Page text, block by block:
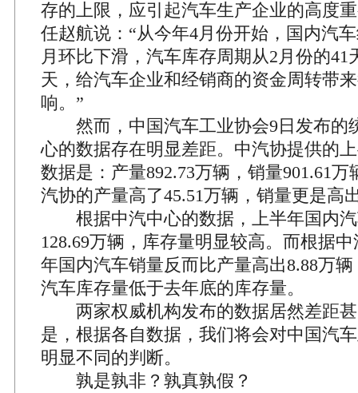
存的上限，应引起汽车生产企业的高度
任赵航说：“从今年4月份开始，国内汽
月环比下滑，汽车库存周期从2月份的41
天，给汽车企业和经销商的资金周转带
响。”
然而，中国汽车工业协会9日发布的
心的数据存在明显差距。中汽协提供的
数据是：产量892.73万辆，销量901.61
汽协的产量高了45.51万辆，销量更是高
根据中汽中心的数据，上半年国内汽
128.69万辆，库存量明显较高。而根据
年国内汽车销量反而比产量高出8.88万
汽车库存量低于去年底的库存量。
两家权威机构发布的数据居然差距甚
是，根据各自数据，我们将会对中国汽
明显不同的判断。
孰是孰非？孰真孰假？